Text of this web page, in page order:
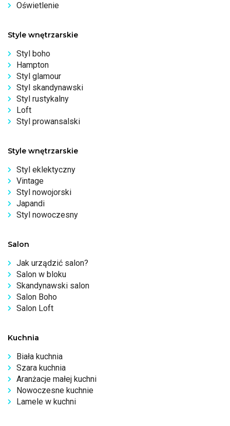
Oświetlenie
Style wnętrzarskie
Styl boho
Hampton
Styl glamour
Styl skandynawski
Styl rustykalny
Loft
Styl prowansalski
Style wnętrzarskie
Styl eklektyczny
Vintage
Styl nowojorski
Japandi
Styl nowoczesny
Salon
Jak urządzić salon?
Salon w bloku
Skandynawski salon
Salon Boho
Salon Loft
Kuchnia
Biała kuchnia
Szara kuchnia
Aranżacje małej kuchni
Nowoczesne kuchnie
Lamele w kuchni